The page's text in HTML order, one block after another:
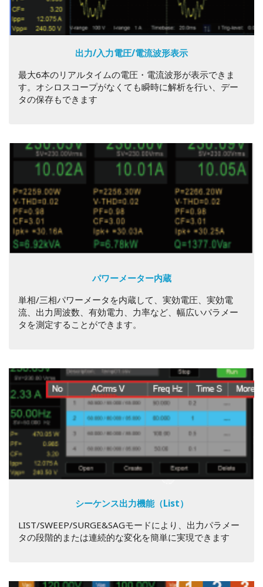
出力/入力電圧/電流波形表示
最大6本のリアルタイムの電圧・電流波形が表示できま
す。オシロスコープがなくても瞬時に解析を行い、デー
タの保存もできます
パワーメーター内蔵
単相/三相パワーメータを内蔵して、実効電圧、実効電
流、出力周波数、有効電力、力率など、幅広いパラメー
タを測定することができます。
シーケンス出力機能（List）
LIST/SWEEP/SURGE&SAGモードにより、出力パラメー
タの段階的または連続的な変化を簡単に実現できます